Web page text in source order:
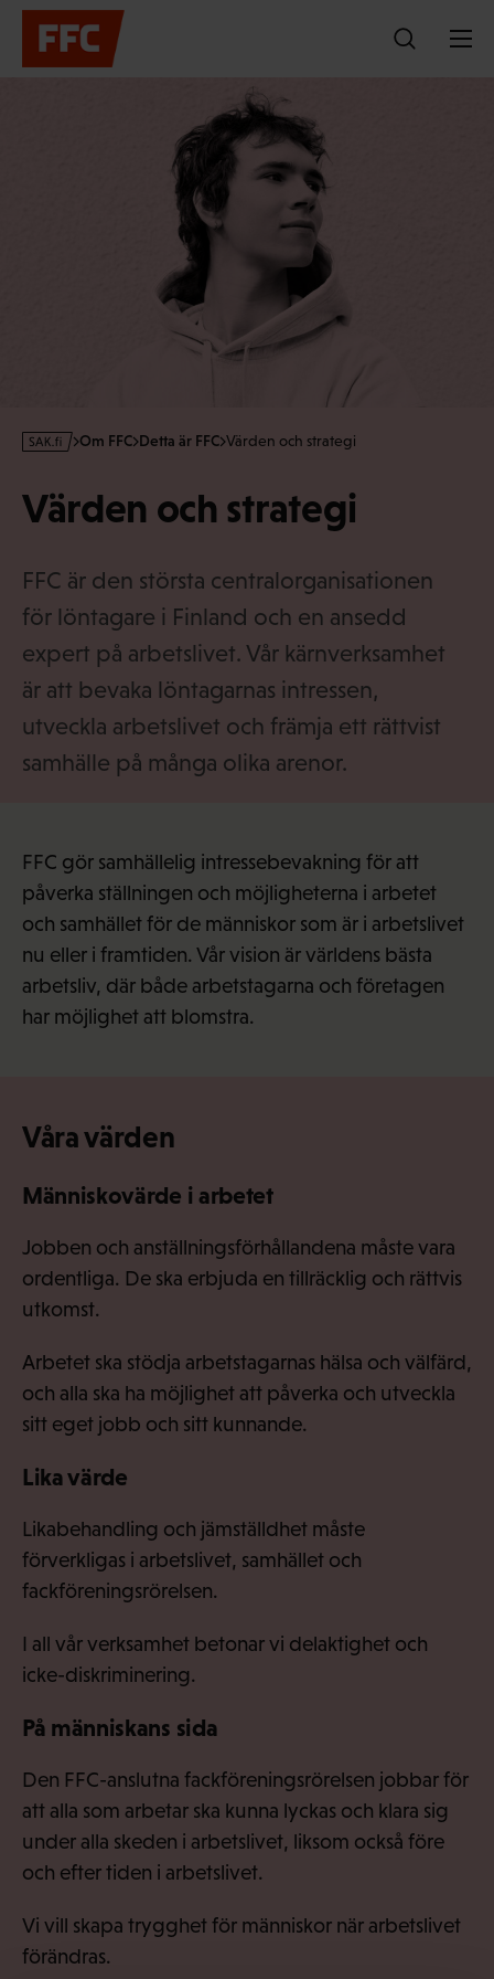
Hoppa
innehållet
Om FFC Detta är FFC Värden och strategi
Värden och strategi
FFC är den största centralorganisationen
för löntagare i Finland och en ansedd
expert på arbetslivet. Vår kärnverksamhet
är att bevaka löntagarnas intressen,
utveckla arbetslivet och främja ett rättvist
samhälle på många olika arenor.
FFC gör samhällelig intressebevakning för att
påverka ställningen och möjligheterna i arbetet
och samhället för de människor som är i arbetslivet
nu eller i framtiden. Vår vision är världens bästa
arbetsliv, där både arbetstagarna och företagen
har möjlighet att blomstra.
Våra värden
Människovärde i arbetet
Jobben och anställningsförhållandena måste vara
ordentliga. De ska erbjuda en tillräcklig och rättvis
utkomst.
Arbetet ska stödja arbetstagarnas hälsa och välfärd,
och alla ska ha möjlighet att påverka och utveckla
sitt eget jobb och sitt kunnande.
Lika värde
Likabehandling och jämställdhet måste
förverkligas i arbetslivet, samhället och
fackföreningsrörelsen.
I all vår verksamhet betonar vi delaktighet och
icke-diskriminering.
På människans sida
Den FFC-anslutna fackföreningsrörelsen jobbar för
att alla som arbetar ska kunna lyckas och klara sig
under alla skeden i arbetslivet, liksom också före
och efter tiden i arbetslivet.
Vi vill skapa trygghet för människor när arbetslivet
förändras.